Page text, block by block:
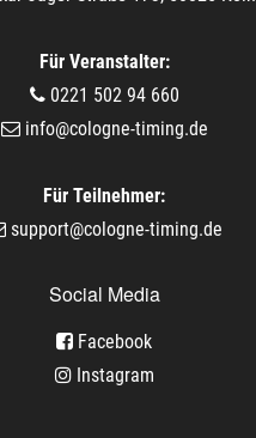
Für Veranstalter:
0221 502 94 660
info@cologne-timing.de
Für Teilnehmer:
support@cologne-timing.de
Social Media
Facebook
Instagram